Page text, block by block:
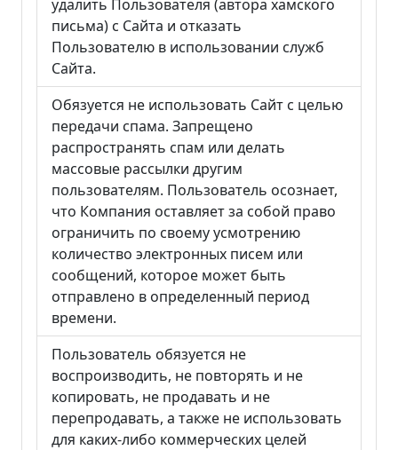
удалить Пользователя (автора хамского
письма) с Сайта и отказать
Пользователю в использовании служб
Сайта.
Обязуется не использовать Сайт с целью
передачи спама. Запрещено
распространять спам или делать
массовые рассылки другим
пользователям. Пользователь осознает,
что Компания оставляет за собой право
ограничить по своему усмотрению
количество электронных писем или
сообщений, которое может быть
отправлено в определенный период
времени.
Пользователь обязуется не
воспроизводить, не повторять и не
копировать, не продавать и не
перепродавать, а также не использовать
для каких-либо коммерческих целей